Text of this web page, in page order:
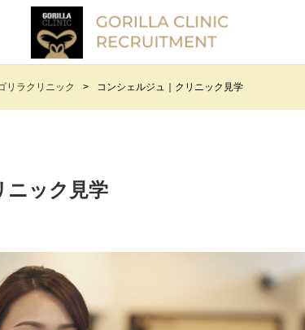
リラクリニック コンシェルジュ｜クリニック見学
ニック見学